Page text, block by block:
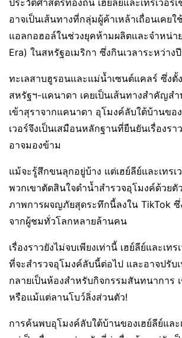
ประวัติศาสตร์ท้องถิ่น เฮย์ลีย์และเทรเวอร์
อาจเป็นเส้นทางที่กลุ่มผู้ค้าเหล้าเถื่อนเคย
แอลกอฮอล์ในช่วงยุคห้ามผลิตและจำหน่า
Era) ในสหรัฐอเมริกา ซึ่งกินเวลาระหว่าง
ทะเลสาบฮูรอนและแม่น้ำเซนต์แคลร์ ซึ่งตั้
สหรัฐฯ-แคนาดา เคยเป็นเส้นทางสำคัญส
เข้าสุราจากแคนาดา อุโมงค์ลับใต้บ้านของ
เวอร์จึงเป็นเสมือนหลักฐานที่ยืนยันเรื่องร
อาจมองข้าม
แม้จะรู้สึกขนลุกอยู่บ้าง แต่เฮย์ลีย์และเทรเ
พวกเขาตัดสินใจดำน้ำสำรวจอุโมงค์ด้วยตั
ภาพการผจญภัยสุดระทึกนี้ลงใน TikTok ซึ่
จากผู้ชมทั่วโลกหลายล้านคน
เรื่องราวยังไม่จบเพียงเท่านี้ เฮย์ลีย์และเท
ที่จะสำรวจอุโมงค์ลับนี้ต่อไป และอาจปรับ
กลายเป็นห้องสำหรับกิจกรรมสันทนาการ
หรือแม้แต่ลานโบว์ลิ่งส่วนตัว!
การค้นพบอุโมงค์ลับใต้บ้านของเฮย์ลีย์และ